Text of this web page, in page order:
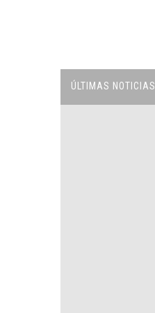
ÚLTIMAS NOTICIAS